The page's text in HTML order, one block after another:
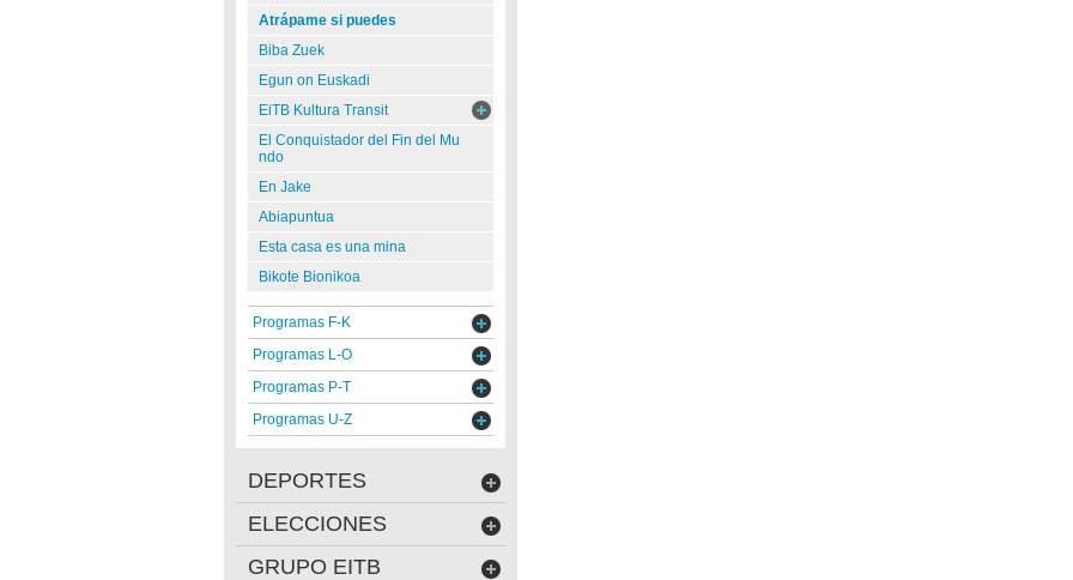
Atrápame si puedes
Biba Zuek
Egun on Euskadi
EiTB Kultura Transit
El Conquistador del Fin del Mu
ndo
En Jake
Abiapuntua
Esta casa es una mina
Bikote Bionikoa
Programas F-K
Programas L-O
Programas P-T
Programas U-Z
DEPORTES
ELECCIONES
GRUPO EITB